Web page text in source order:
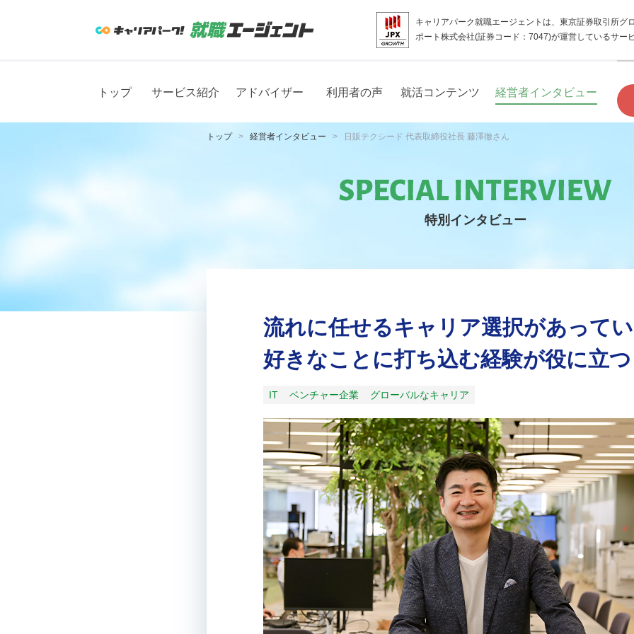
キャリアパーク就職エージェントは、東京証券取引所グ
ポート株式会社(証券コード：7047)が運営しているサー
トップ サービス紹介 アドバイザー 利用者の声 就活コンテンツ 経営者インタビュー
トップ 経営者インタビュー 日販テクシード 代表取締役社長 藤澤徹さん
特別インタビュー
流れに任せるキャリア選択があって
好きなことに打ち込む経験が役に立つ
IT ベンチャー企業 グローバルなキャリア